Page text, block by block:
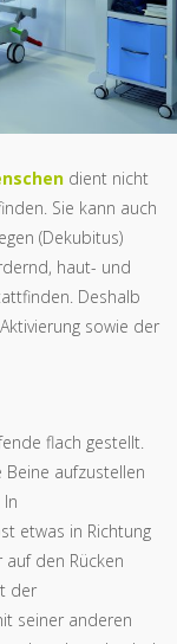
dient nicht
Sie kann auch
(Dekubitus)
haut- und
Deshalb
sowie der
flach gestellt.
aufzustellen
etwas in Richtung
den Rücken
der
seiner anderen